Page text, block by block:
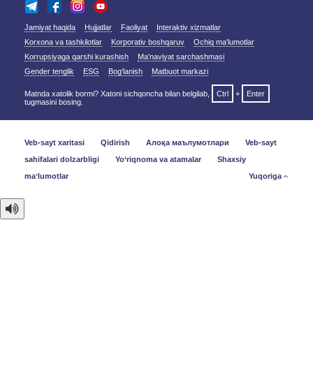
Jamiyat haqida Hujjatlar Faoliyat
Interaktiv xizmatlar
Korxona va tashkilotlar
Korporativ boshqaruv
Ochiq ma'lumotlar
Korrupsiyaga qarshi kurashish
Ma'naviyat sarchashmasi
Gender tenglik
ESG Bog‘lanish Matbuot markazi
Matnda xatolik bormi? Xatoni sichqoncha bilan belgilab, Ctrl +
Enter
tugmasini bosing.
Veb-sayt xaritasi Qidirish Алоқа маълумотлари
Veb-sayt
sahifalari dolzarbligi
Yo‘riqnoma va atamalar
Shaxsiy
maʼlumotlar
Yuqoriga